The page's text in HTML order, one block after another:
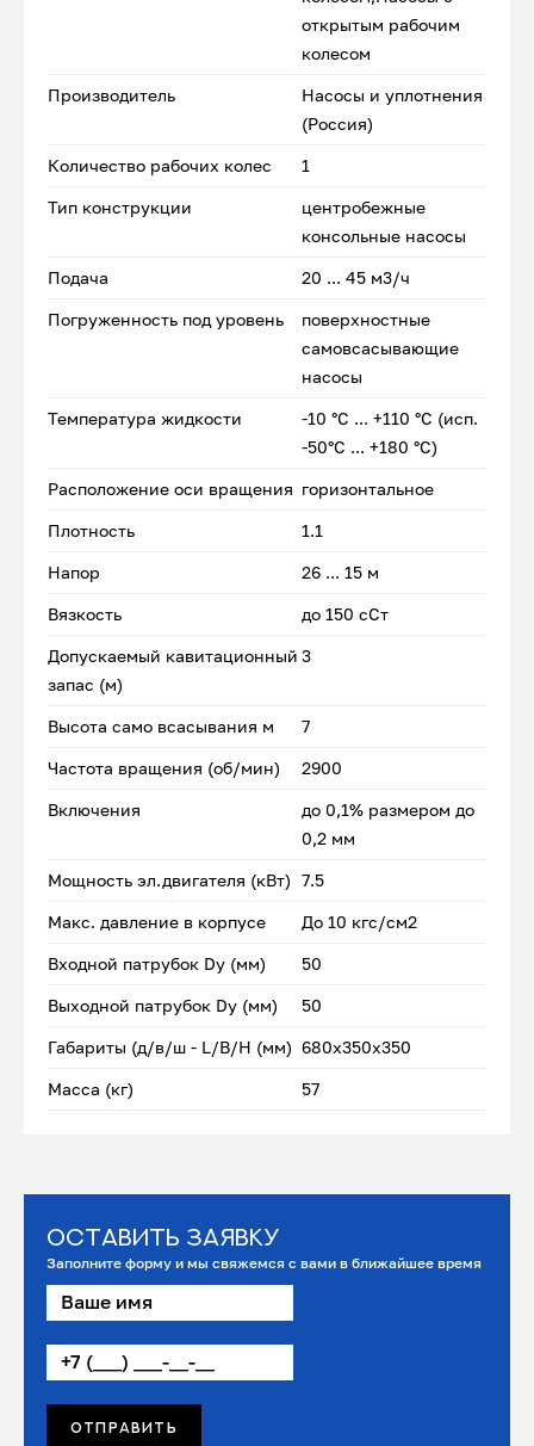
открытым рабочим
колесом
Производитель
Насосы и уплотнения
(Россия)
Количество рабочих колес 1
Тип конструкции
центробежные
консольные насосы
Подача 20 ... 45 м3/ч
Погруженность под уровень
поверхностные
самовсасывающие
насосы
Температура жидкости
-10 °С ... +110 °С (исп.
-50°С ... +180 °С)
Расположение оси вращения горизонтальное
Плотность 1.1
Напор 26 ... 15 м
Вязкость до 150 сСт
Допускаемый кавитационный
запас (м)
3
Высота само всасывания м 7
Частота вращения (об/мин) 2900
Включения
до 0,1% размером до
0,2 мм
Мощность эл.двигателя (кВт) 7.5
Макс. давление в корпусе До 10 кгс/см2
Входной патрубок Dу (мм) 50
Выходной патрубок Dу (мм) 50
Габариты (д/в/ш - L/B/H (мм) 680х350х350
Масса (кг) 57
Оставить заявку
Заполните форму и мы свяжемся с вами в ближайшее время